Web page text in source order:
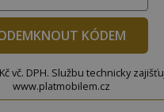
KÓDEM
vč. DPH. Službu technicky
www.platmobilem.cz